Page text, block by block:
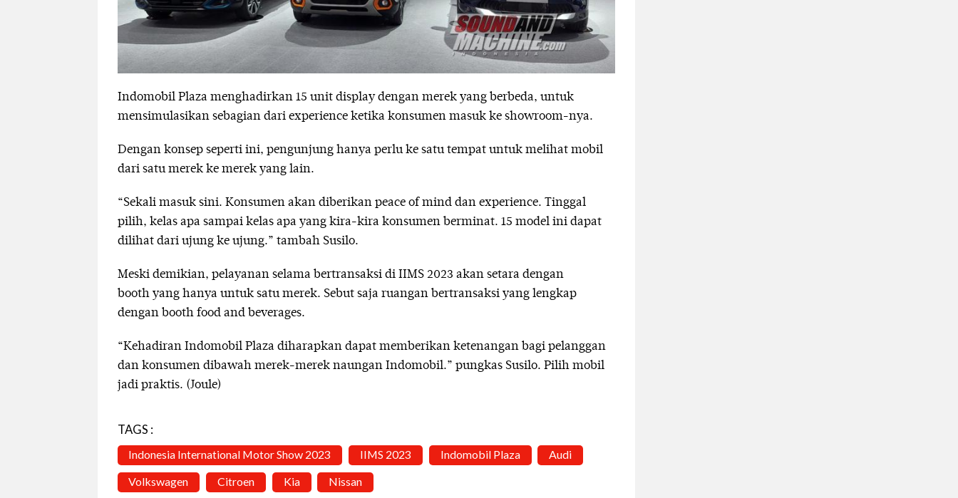
Indomobil Plaza menghadirkan 15 unit display dengan merek yang berbeda, untuk
mensimulasikan sebagian dari experience ketika konsumen masuk ke showroom-nya.
Dengan konsep seperti ini, pengunjung hanya perlu ke satu tempat untuk melihat mobil
dari satu merek ke merek yang lain.
“Sekali masuk sini. Konsumen akan diberikan peace of mind dan experience. Tinggal
pilih, kelas apa sampai kelas apa yang kira-kira konsumen berminat. 15 model ini dapat
dilihat dari ujung ke ujung.” tambah Susilo.
Meski demikian, pelayanan selama bertransaksi di IIMS 2023 akan setara dengan
booth yang hanya untuk satu merek. Sebut saja ruangan bertransaksi yang lengkap
dengan booth food and beverages.
“Kehadiran Indomobil Plaza diharapkan dapat memberikan ketenangan bagi pelanggan
dan konsumen dibawah merek-merek naungan Indomobil.” pungkas Susilo. Pilih mobil
jadi praktis. (Joule)
TAGS :
Indonesia International Motor Show 2023 IIMS 2023 Indomobil Plaza
Audi
Volkswagen
Citroen Kia Nissan